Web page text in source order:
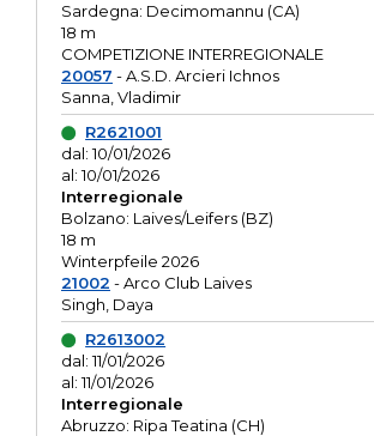
Sardegna: Decimomannu (CA)
18 m
COMPETIZIONE INTERREGIONALE
20057 - A.S.D. Arcieri Ichnos
Sanna, Vladimir
R2621001
dal: 10/01/2026
al: 10/01/2026
Interregionale
Bolzano: Laives/Leifers (BZ)
18 m
Winterpfeile 2026
21002 - Arco Club Laives
Singh, Daya
R2613002
dal: 11/01/2026
al: 11/01/2026
Interregionale
Abruzzo: Ripa Teatina (CH)